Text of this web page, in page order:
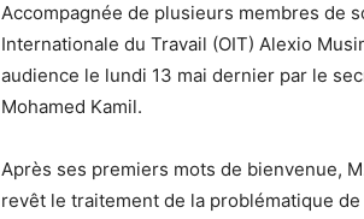
Accompagnée de plusieurs membres de
Internationale du Travail (OIT) Alexio
audience le lundi 13 mai dernier par le
Mohamed Kamil.
Après ses premiers mots de bienvenue,
revêt le traitement de la problématique